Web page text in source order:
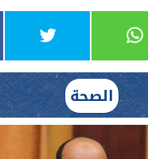
الصحة